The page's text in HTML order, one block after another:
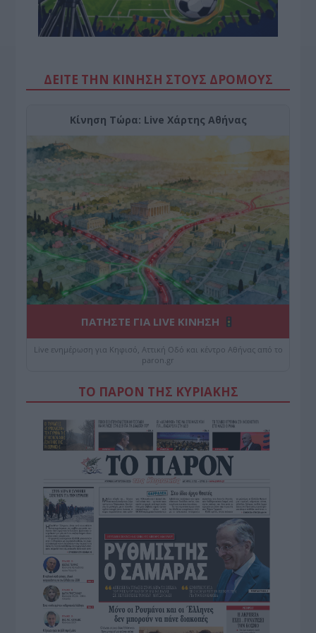
ΔΕΙΤΕ ΤΗΝ ΚΙΝΗΣΗ ΣΤΟΥΣ ΔΡΌΜΟΥΣ
Κίνηση Τώρα: Live Χάρτης Αθήνας
ΠΑΤΗΣΤΕ ΓΙΑ LIVE ΚΙΝΗΣΗ
Live ενημέρωση για Κηφισό, Αττική Οδό και κέντρο Αθήνας από το
paron.gr
ΤΟ ΠΑΡΟΝ ΤΗΣ ΚΥΡΙΑΚΗΣ